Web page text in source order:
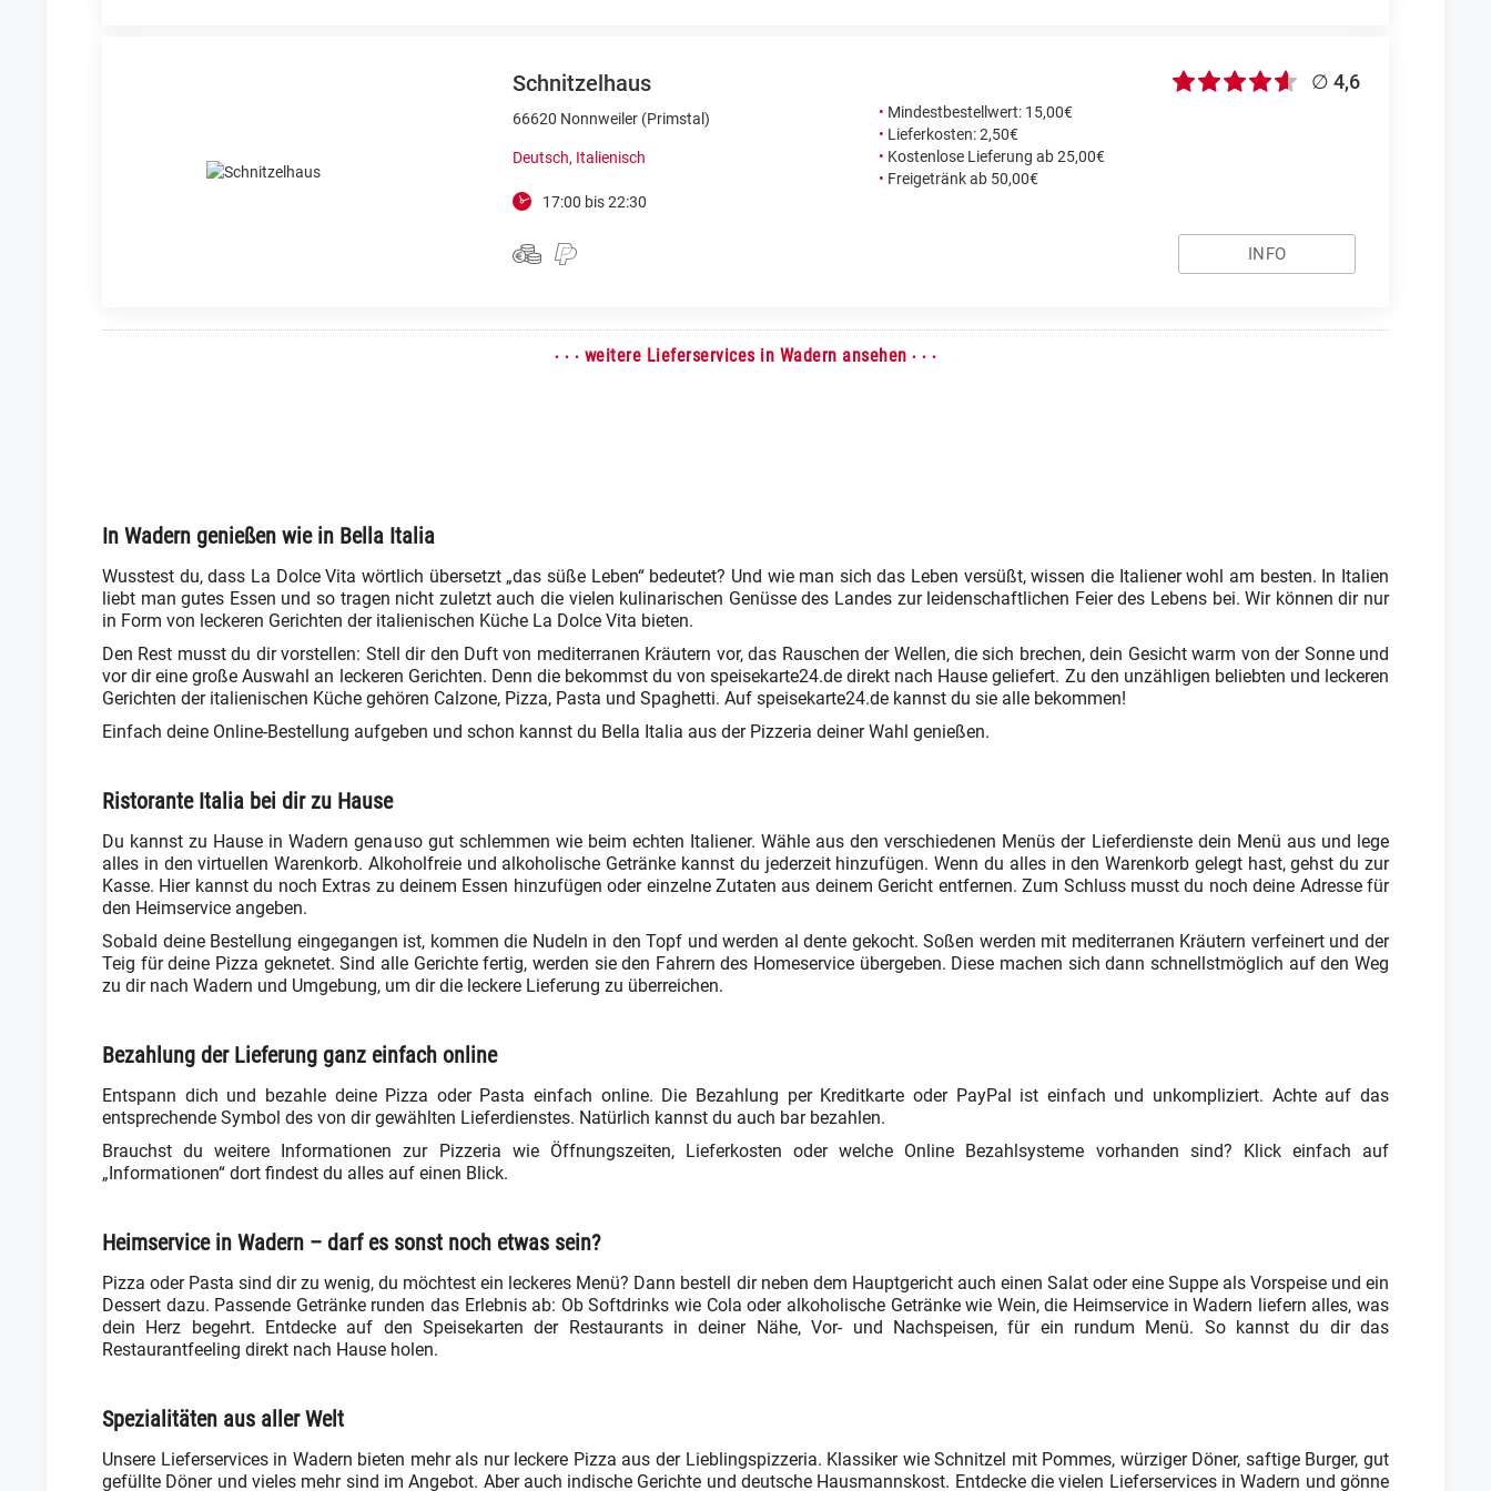
Schnitzelhaus
66620 Nonnweiler (Primstal)
Deutsch, Italienisch
17:00 bis 22:30
• Mindestbestellwert: 15,00€
• Lieferkosten: 2,50€
• Kostenlose Lieferung ab 25,00€
• Freigetränk ab 50,00€
∅ 4,6
INFO
· · · weitere Lieferservices in Wadern ansehen · · ·
In Wadern genießen wie in Bella Italia
Wusstest du, dass La Dolce Vita wörtlich übersetzt „das süße Leben“ bedeutet? Und wie man sich das Leben versüßt, wissen die Italiener wohl am besten. In Italien
liebt man gutes Essen und so tragen nicht zuletzt auch die vielen kulinarischen Genüsse des Landes zur leidenschaftlichen Feier des Lebens bei. Wir können dir nur
in Form von leckeren Gerichten der italienischen Küche La Dolce Vita bieten.
Den Rest musst du dir vorstellen: Stell dir den Duft von mediterranen Kräutern vor, das Rauschen der Wellen, die sich brechen, dein Gesicht warm von der Sonne und
vor dir eine große Auswahl an leckeren Gerichten. Denn die bekommst du von speisekarte24.de direkt nach Hause geliefert. Zu den unzähligen beliebten und leckeren
Gerichten der italienischen Küche gehören Calzone, Pizza, Pasta und Spaghetti. Auf speisekarte24.de kannst du sie alle bekommen!
Einfach deine Online-Bestellung aufgeben und schon kannst du Bella Italia aus der Pizzeria deiner Wahl genießen.
Ristorante Italia bei dir zu Hause
Du kannst zu Hause in Wadern genauso gut schlemmen wie beim echten Italiener. Wähle aus den verschiedenen Menüs der Lieferdienste dein Menü aus und lege
alles in den virtuellen Warenkorb. Alkoholfreie und alkoholische Getränke kannst du jederzeit hinzufügen. Wenn du alles in den Warenkorb gelegt hast, gehst du zur
Kasse. Hier kannst du noch Extras zu deinem Essen hinzufügen oder einzelne Zutaten aus deinem Gericht entfernen. Zum Schluss musst du noch deine Adresse für
den Heimservice angeben.
Sobald deine Bestellung eingegangen ist, kommen die Nudeln in den Topf und werden al dente gekocht. Soßen werden mit mediterranen Kräutern verfeinert und der
Teig für deine Pizza geknetet. Sind alle Gerichte fertig, werden sie den Fahrern des Homeservice übergeben. Diese machen sich dann schnellstmöglich auf den Weg
zu dir nach Wadern und Umgebung, um dir die leckere Lieferung zu überreichen.
Bezahlung der Lieferung ganz einfach online
Entspann dich und bezahle deine Pizza oder Pasta einfach online. Die Bezahlung per Kreditkarte oder PayPal ist einfach und unkompliziert. Achte auf das
entsprechende Symbol des von dir gewählten Lieferdienstes. Natürlich kannst du auch bar bezahlen.
Brauchst du weitere Informationen zur Pizzeria wie Öffnungszeiten, Lieferkosten oder welche Online Bezahlsysteme vorhanden sind? Klick einfach auf
„Informationen“ dort findest du alles auf einen Blick.
Heimservice in Wadern – darf es sonst noch etwas sein?
Pizza oder Pasta sind dir zu wenig, du möchtest ein leckeres Menü? Dann bestell dir neben dem Hauptgericht auch einen Salat oder eine Suppe als Vorspeise und ein
Dessert dazu. Passende Getränke runden das Erlebnis ab: Ob Softdrinks wie Cola oder alkoholische Getränke wie Wein, die Heimservice in Wadern liefern alles, was
dein Herz begehrt. Entdecke auf den Speisekarten der Restaurants in deiner Nähe, Vor- und Nachspeisen, für ein rundum Menü. So kannst du dir das
Restaurantfeeling direkt nach Hause holen.
Spezialitäten aus aller Welt
Unsere Lieferservices in Wadern bieten mehr als nur leckere Pizza aus der Lieblingspizzeria. Klassiker wie Schnitzel mit Pommes, würziger Döner, saftige Burger, gut
gefüllte Döner und vieles mehr sind im Angebot. Aber auch indische Gerichte und deutsche Hausmannskost. Entdecke die vielen Lieferservices in Wadern und gönne